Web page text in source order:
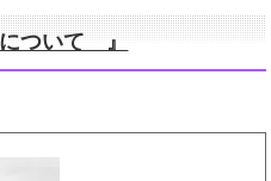
ついて 』